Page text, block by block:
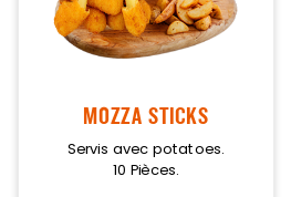
MOZZA STICKS
Servis avec potatoes.
10 Pièces.